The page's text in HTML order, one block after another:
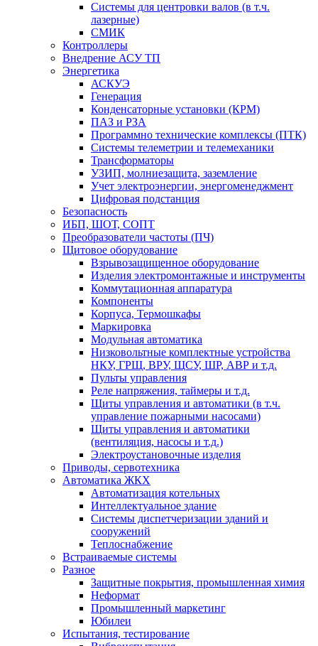
Системы для центровки валов (в т.ч.
лазерные)
СМИК
Контроллеры
Внедрение АСУ ТП
Энергетика
АСКУЭ
Генерация
Конденсаторные установки (КРМ)
ПАЗ и РЗА
Программно технические комплексы (ПТК)
Системы телеметрии и телемеханики
Трансформаторы
УЗИП, молниезащита, заземление
Учет электроэнергии, энергоменеджмент
Цифровая подстанция
Безопасность
ИБП, ШОТ, СОПТ
Преобразователи частоты (ПЧ)
Щитовое оборудование
Взрывозащищенное оборудование
Изделия электромонтажные и инструменты
Коммутационная аппаратура
Компоненты
Корпуса, Термошкафы
Маркировка
Модульная автоматика
Низковольтные комплектные устройства
НКУ, ГРЩ, ВРУ, ЩСУ, ШР, АВР и т.д.
Пульты управления
Реле напряжения, таймеры и т.д.
Щиты управления и автоматики (в т.ч.
управление пожарными насосами)
Щиты управления и автоматики
(вентиляция, насосы и т.д.)
Электроустановочные изделия
Приводы, сервотехника
Автоматика ЖКХ
Автоматизация котельных
Интеллектуальное здание
Системы диспетчеризации зданий и
сооружений
Теплоснабжение
Встраиваемые системы
Разное
Защитные покрытия, промышленная химия
Неформат
Промышленный маркетинг
Юбилеи
Испытания, тестирование